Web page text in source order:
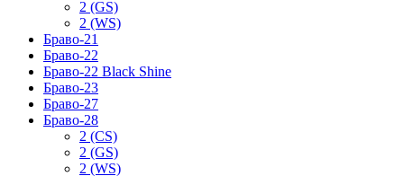
2 (GS)
2 (WS)
Браво-21
Браво-22
Браво-22 Black Shine
Браво-23
Браво-27
Браво-28
2 (CS)
2 (GS)
2 (WS)